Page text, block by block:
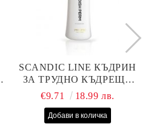
SCANDIC LINE КЪДРИН
ЗА ТРУДНО КЪДРЕЩА
СЕ КОСА 1000МЛ
€9.71 18.99 лв.